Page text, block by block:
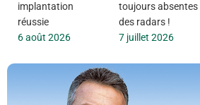
implantation
réussie
6 août 2026
toujours absentes
des radars !
7 juillet 2026